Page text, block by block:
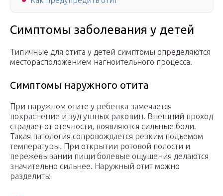
Симптомы заболевания у детей
Типичные для отита у детей симптомы определяются
месторасположением нагноительного процесса.
Симптомы наружного отита
При наружном отите у ребенка замечается
покраснение и зуд ушных раковин. Внешний проход
страдает от отечности, появляются сильные боли.
Такая патология сопровождается резким подъемом
температуры. При открытии ротовой полости и
пережевывании пищи болевые ощущения делаются
значительно сильнее. Наружный отит можно
разделить: